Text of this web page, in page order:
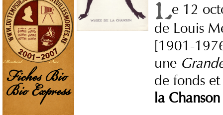
e 12
de Louis
[1901-
une
de fonds
la